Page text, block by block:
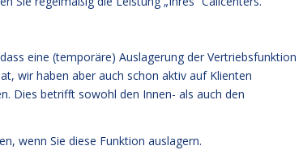
eine (temporäre) Auslagerung der Vertriebsfunktion
wir haben aber auch schon aktiv auf Klienten
Dies betrifft sowohl den Innen- als auch den
wenn Sie diese Funktion auslagern.